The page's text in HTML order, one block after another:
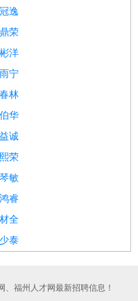
逸
荣
洋
宁
林
华
诚
荣
敏
睿
全
泰
、福州人才网最新招聘信息！